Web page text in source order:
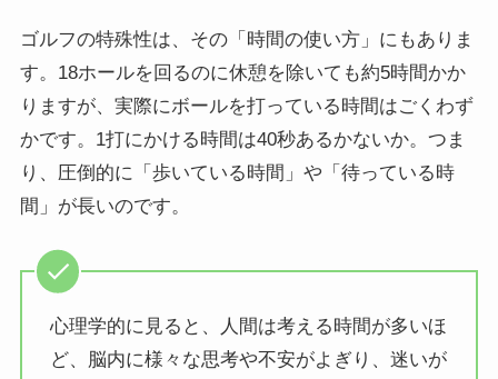
ゴルフの特殊性は、その「時間の使い方」にもありま
す。18ホールを回るのに休憩を除いても約5時間かか
りますが、実際にボールを打っている時間はごくわず
かです。1打にかける時間は40秒あるかないか。つま
り、圧倒的に「歩いている時間」や「待っている時
間」が長いのです。
心理学的に見ると、人間は考える時間が多いほ
ど、脳内に様々な思考や不安がよぎり、迷いが